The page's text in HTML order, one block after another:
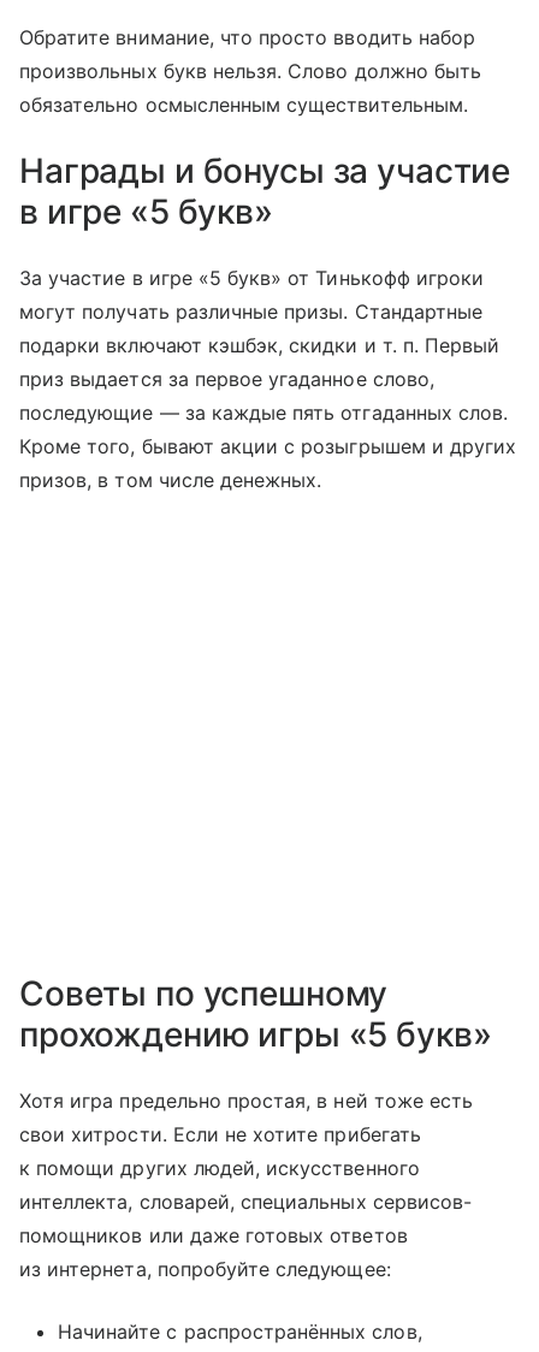
Обратите внимание, что просто вводить набор
произвольных букв нельзя. Слово должно быть
обязательно осмысленным существительным.
Награды и бонусы за участие
в игре «5 букв»
За участие в игре «5 букв» от Тинькофф игроки
могут получать различные призы. Стандартные
подарки включают кэшбэк, скидки и т. п. Первый
приз выдается за первое угаданное слово,
последующие — за каждые пять отгаданных слов.
Кроме того, бывают акции с розыгрышем и других
призов, в том числе денежных.
Советы по успешному
прохождению игры «5 букв»
Хотя игра предельно простая, в ней тоже есть
свои хитрости. Если не хотите прибегать
к помощи других людей, искусственного
интеллекта, словарей, специальных сервисов-
помощников или даже готовых ответов
из интернета, попробуйте следующее:
Начинайте с распространённых слов,